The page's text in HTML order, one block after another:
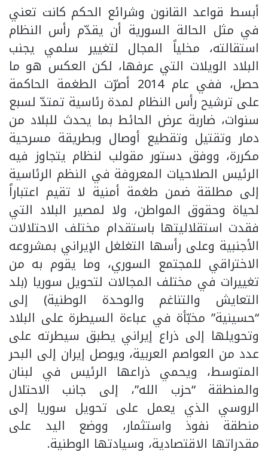
أبسط قواعد القانون وشرائع الحكم كانت تعني
في مثل الحالة السورية أن يقدّم رأس النظام
استقالته، مخلياً المجال لتغيير سلمي يجنب
البلاد الويلات التي عرفها، لكن العكس هو ما
حصل، ففي عام 2014 أصرّت الطغمة الحاكمة
على ترشيح رأس النظام لمدة رئاسية تمتدّ لسبع
سنوات، ضاربة عرض الحائط بما يحدث للبلاد من
دمار وتقتيل وتقطيع أوصال وبطريقة مسرحية
مكررة، ووفق دستور مقولب لنظام يتجاوز فيه
الرئيس الصلاحيات المعروفة في النظم الرئاسية
إلى مطلقة ضمن طغمة أمنية لا تقيم اعتباراً
لحياة وحقوق المواطن، ولا لمصير البلاد التي
فقدت استقلاليتها باستقدام مختلف الاحتلالات
الأجنبية وعلى رأسها التغلغل الإيراني بمشروعه
الاختراقي للمجتمع السوري، وما يقوم به من
تغييرات في مختلف المجالات لتحويل سوريا (بلد
التعايش والتناغم والوحدة الوطنية) إلى
“حسينية” مخبّأة في عباءة السيطرة على البلاد
وتحويلها إلى ذراع إيراني يطبق سيطرته على
عدد من العواصم العربية، ويوصل إيران إلى البحر
المتوسط، ويحمي ذراعها الرئيس في لبنان
والمنطقة “حزب الله”، إلى جانب الاحتلال
الروسي الذي يعمل على تحويل سوريا إلى
منطقة نفوذ واستثمار، ووضع اليد على
مقدراتها الاقتصادية، وسيادتها الوطنية.